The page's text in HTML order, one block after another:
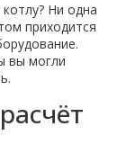
Ни одна
приходится
вы могли